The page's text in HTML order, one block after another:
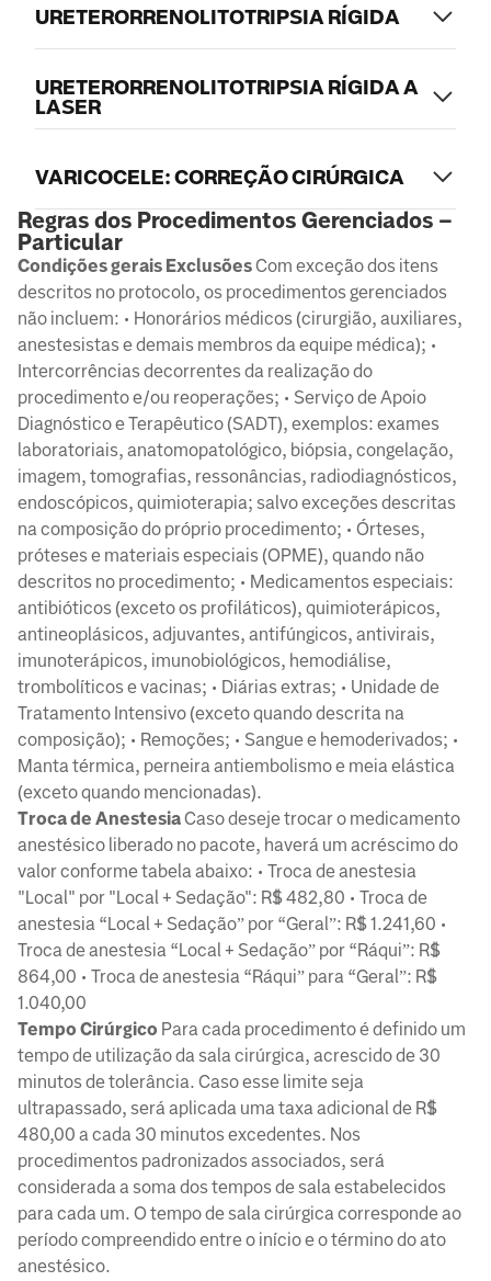
URETERORRENOLITOTRIPSIA RÍGIDA
URETERORRENOLITOTRIPSIA RÍGIDA A
LASER
VARICOCELE: CORREÇÃO CIRÚRGICA
Regras dos Procedimentos Gerenciados –
Particular
Condições gerais ExclusõesCom exceção dos itens
descritos no protocolo, os procedimentos gerenciados
não incluem: • Honorários médicos (cirurgião, auxiliares,
anestesistas e demais membros da equipe médica); •
Intercorrências decorrentes da realização do
procedimento e/ou reoperações; • Serviço de Apoio
Diagnóstico e Terapêutico (SADT), exemplos: exames
laboratoriais, anatomopatológico, biópsia, congelação,
imagem, tomografias, ressonâncias, radiodiagnósticos,
endoscópicos, quimioterapia; salvo exceções descritas
na composição do próprio procedimento; • Órteses,
próteses e materiais especiais (OPME), quando não
descritos no procedimento; • Medicamentos especiais:
antibióticos (exceto os profiláticos), quimioterápicos,
antineoplásicos, adjuvantes, antifúngicos, antivirais,
imunoterápicos, imunobiológicos, hemodiálise,
trombolíticos e vacinas; • Diárias extras; • Unidade de
Tratamento Intensivo (exceto quando descrita na
composição); • Remoções; • Sangue e hemoderivados; •
Manta térmica, perneira antiembolismo e meia elástica
(exceto quando mencionadas).
Troca de AnestesiaCaso deseje trocar o medicamento
anestésico liberado no pacote, haverá um acréscimo do
valor conforme tabela abaixo: • Troca de anestesia
"Local" por "Local + Sedação": R$ 482,80 • Troca de
anestesia “Local + Sedaçãoˮ por “Geralˮ: R$ 1.241,60 •
Troca de anestesia “Local + Sedaçãoˮ por “Ráquiˮ: R$
864,00 • Troca de anestesia “Ráquiˮ para “Geralˮ: R$
1.040,00
Tempo Cirúrgico Para cada procedimento é definido um
tempo de utilização da sala cirúrgica, acrescido de 30
minutos de tolerância. Caso esse limite seja
ultrapassado, será aplicada uma taxa adicional de R$
480,00 a cada 30 minutos excedentes. Nos
procedimentos padronizados associados, será
considerada a soma dos tempos de sala estabelecidos
para cada um. O tempo de sala cirúrgica corresponde ao
período compreendido entre o início e o término do ato
anestésico.